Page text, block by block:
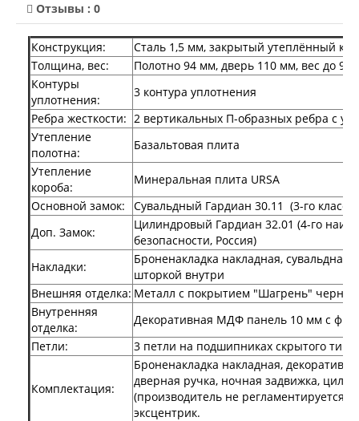
Лабиринт Урбан
Лабиринт Фрост
Лабиринт Шторм
Лабиринт Эволаб
Двери Про
Двери Интекрон
Интекрон Брайтон Антрацит
Интекрон Вектор
Интекрон Гектор
Интекрон Греция
Интекрон Италия
Интекрон Колизей
Интекрон Колизей Белый
Интекрон Неаполь
Интекрон Олимпия
Интекрон Премьера
Интекрон Профит
Интекрон Ронда
Интекрон Сицилия
Интекрон Спарта Белая
Интекрон Спарта Грей
Интекрон Термо
Интекрон Тетра
Интекрон Фараон
Интекрон Форте
Отзывы : 0
Конструкция:
Сталь 1,5 мм, закрытый утеплённый
Толщина, вес:
Полотно 94 мм, дверь 110 мм, вес до 95
Контуры
уплотнения:
3 контура уплотнения
Ребра жесткости: 2 вертикальных П-образных ребра с
Утепление
полотна:
Базальтовая плита
Утепление
короба:
Минеральная плита URSA
Основной замок:
Сувальдный Гардиан 30.11 (3-го класса
Доп. Замок:
Цилиндровый Гардиан 32.01 (4-го
безопасности, Россия)
Накладки:
Броненакладка накладная, сувальдная
шторкой внутри
Внешняя отделка: Металл с покрытием "Шагрень" черная
Внутренняя
отделка:
Декоративная МДФ панель 10 мм с
Петли:
3 петли на подшипниках скрытого типа
Комплектация:
Броненакладка накладная,
дверная ручка, ночная задвижка,
(производитель не регламентируется),
эксцентрик.